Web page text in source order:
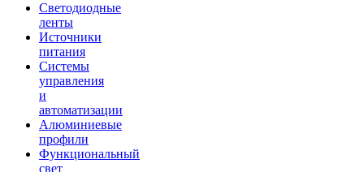
Светодиодные
ленты
Источники
питания
Системы
управления
и
автоматизации
Алюминиевые
профили
Функциональный
свет